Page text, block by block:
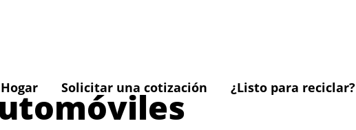
Hogar Solicitar una cotización ¿Listo para reciclar?